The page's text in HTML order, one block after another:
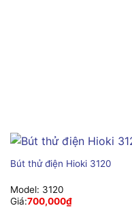
Bút thử điện Hioki 3120
Model: 3120
Giá:700,000₫